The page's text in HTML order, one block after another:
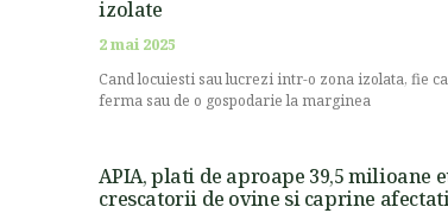
izolate
2 mai 2025
Cand locuiesti sau lucrezi intr-o zona izolata, fie
ferma sau de o gospodarie la marginea
APIA, plati de aproape 39,5 milioane
crescatorii de ovine si caprine